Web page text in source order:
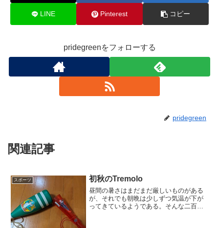
LINE Pinterest コピー
pridegreenをフォローする
pridegreen
関連記事
スポーツ 初秋のTremolo
昼間の暑さはまだまだ厳しいものがある
が、それでも朝晩は少しずつ気温が下が
ってきているようである。そんな二百十